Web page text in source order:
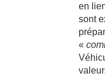
en
sont
«